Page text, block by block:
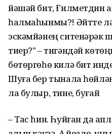
йəшəй бит, Ғилметдин
һалмаһынмы?! Əйтте
эскəмйəнең ситенəрəк
тиер?" – тигəндəй
бɵтɵргɵһɵ килə бит
Шуға бер тынала
ла булыр, тине, буғай
– Тас һин. Һуйған да